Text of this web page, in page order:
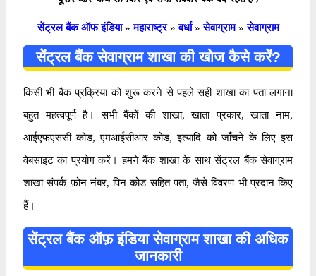
सेंट्रल बैंक ऑफ इंडिया » महाराष्ट्र » वर्धा » सेवाग्राम » सेवाग्राम
सेंट्रल बैंक सेवाग्राम शाखा की खोज कैसे करें?
किसी भी बैंक प्रक्रिया को शुरू करने से पहले सही शाखा का पता लगाना
बहुत महत्वपूर्ण है। सभी बैंकों की शाखा, खाता प्रकार, खाता नाम,
आईएफएससी कोड, एमआईसीआर कोड, इत्यादि को जाँचने के लिए इस
वेबसाइट का प्रयोग करें। हमने बैंक शाखा के साथ सेंट्रल बैंक सेवाग्राम
शाखा संपर्क फ़ोन नंबर, पिन कोड सहित पता, जैसे विवरण भी प्रदान किए
हैं।
सेंट्रल बैंक ऑफ़ इंडिया सेवाग्राम शाखा की अधिक
जानकारी